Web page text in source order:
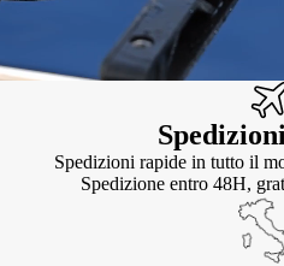
Spedizioni rapide in tutto il
Spedizione entro 48H,